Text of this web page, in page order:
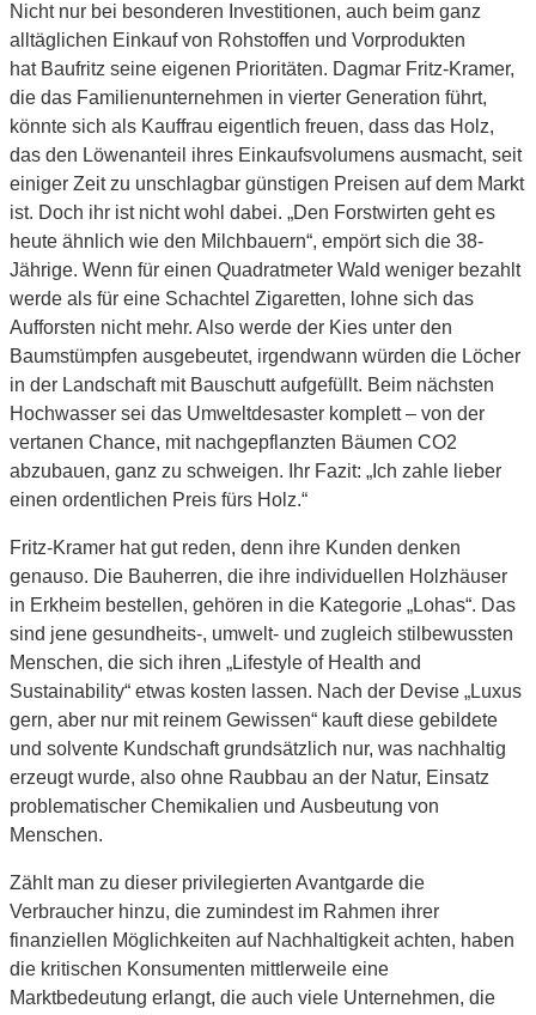
Nicht nur bei besonderen Investitionen, auch beim ganz
alltäglichen Einkauf von Rohstoffen und Vorprodukten
hat Baufritz seine eigenen Prioritäten. Dagmar Fritz-Kramer,
die das Familienunternehmen in vierter Generation führt,
könnte sich als Kauffrau eigentlich freuen, dass das Holz,
das den Löwenanteil ihres Einkaufsvolumens ausmacht, seit
einiger Zeit zu unschlagbar günstigen Preisen auf dem Markt
ist. Doch ihr ist nicht wohl dabei. „Den Forstwirten geht es
heute ähnlich wie den Milchbauern“, empört sich die 38-
Jährige. Wenn für einen Quadratmeter Wald weniger bezahlt
werde als für eine Schachtel Zigaretten, lohne sich das
Aufforsten nicht mehr. Also werde der Kies unter den
Baumstümpfen ausgebeutet, irgendwann würden die Löcher
in der Landschaft mit Bauschutt aufgefüllt. Beim nächsten
Hochwasser sei das Umweltdesaster komplett – von der
vertanen Chance, mit nachgepflanzten Bäumen CO2
abzubauen, ganz zu schweigen. Ihr Fazit: „Ich zahle lieber
einen ordentlichen Preis fürs Holz.“
Fritz-Kramer hat gut reden, denn ihre Kunden denken
genauso. Die Bauherren, die ihre individuellen Holzhäuser
in Erkheim bestellen, gehören in die Kategorie „Lohas“. Das
sind jene gesundheits-, umwelt- und zugleich stilbewussten
Menschen, die sich ihren „Lifestyle of Health and
Sustainability“ etwas kosten lassen. Nach der Devise „Luxus
gern, aber nur mit reinem Gewissen“ kauft diese gebildete
und solvente Kundschaft grundsätzlich nur, was nachhaltig
erzeugt wurde, also ohne Raubbau an der Natur, Einsatz
problematischer Chemikalien und Ausbeutung von
Menschen.
Zählt man zu dieser privilegierten Avantgarde die
Verbraucher hinzu, die zumindest im Rahmen ihrer
finanziellen Möglichkeiten auf Nachhaltigkeit achten, haben
die kritischen Konsumenten mittlerweile eine
Marktbedeutung erlangt, die auch viele Unternehmen, die